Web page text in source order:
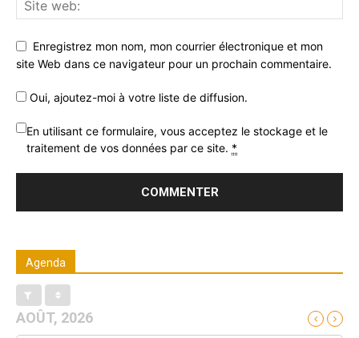
Enregistrez mon nom, mon courrier électronique et mon
site Web dans ce navigateur pour un prochain commentaire.
Oui, ajoutez-moi à votre liste de diffusion.
En utilisant ce formulaire, vous acceptez le stockage et le
traitement de vos données par ce site. *
Agenda
AOÛT, 2026